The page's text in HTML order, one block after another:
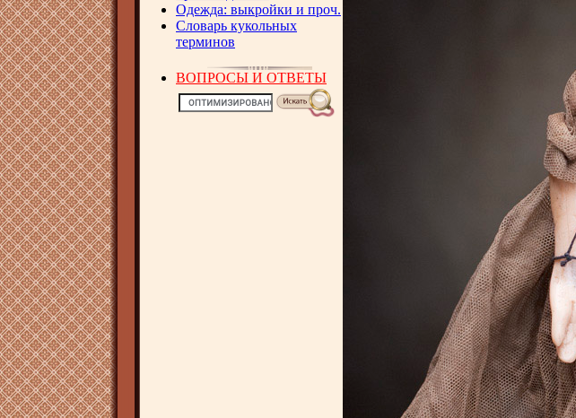
Одежда: выкройки и проч.
Словарь кукольных
терминов
ВОПРОСЫ И ОТВЕТЫ